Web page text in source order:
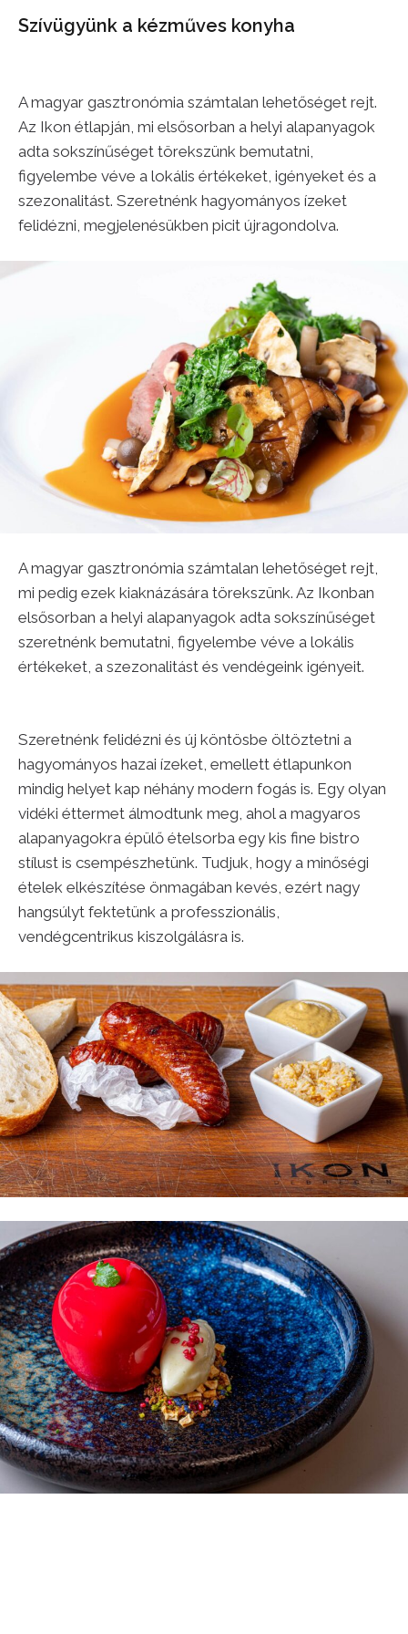
Szívügyünk a kézműves konyha
A magyar gasztronómia számtalan lehetőséget rejt.
Az Ikon étlapján, mi elsősorban a helyi alapanyagok
adta sokszínűséget törekszünk bemutatni,
figyelembe véve a lokális értékeket, igényeket és a
szezonalitást. Szeretnénk hagyományos ízeket
felidézni, megjelenésükben picit újragondolva.
A magyar gasztronómia számtalan lehetőséget rejt,
mi pedig ezek kiaknázására törekszünk. Az Ikonban
elsősorban a helyi alapanyagok adta sokszínűséget
szeretnénk bemutatni, figyelembe véve a lokális
értékeket, a szezonalitást és vendégeink igényeit.
Szeretnénk felidézni és új köntösbe öltöztetni a
hagyományos hazai ízeket, emellett étlapunkon
mindig helyet kap néhány modern fogás is. Egy olyan
vidéki éttermet álmodtunk meg, ahol a magyaros
alapanyagokra épülő ételsorba egy kis fine bistro
stílust is csempészhetünk. Tudjuk, hogy a minőségi
ételek elkészítése önmagában kevés, ezért nagy
hangsúlyt fektetünk a professzionális,
vendégcentrikus kiszolgálásra is.